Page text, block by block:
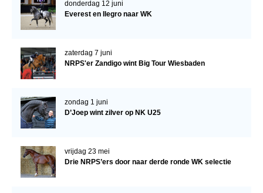
donderdag 12 juni
Everest en Ilegro naar WK
zaterdag 7 juni
NRPS'er Zandigo wint Big Tour Wiesbaden
zondag 1 juni
D’Joep wint zilver op NK U25
vrijdag 23 mei
Drie NRPS’ers door naar derde ronde WK selectie